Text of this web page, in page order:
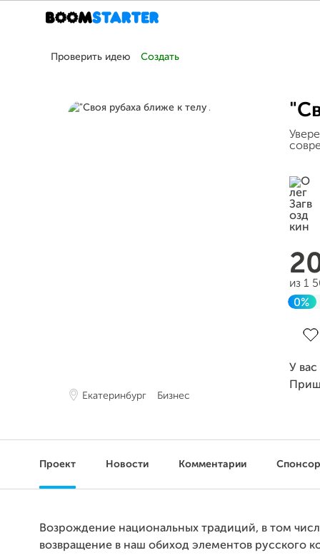
Проверить идею Создать
Екатеринбург Бизнес
из 1
0%
У
Проект Новости Комментарии
Возрождение национальных традиций, в том
возвращение в наш обиход элементов русского